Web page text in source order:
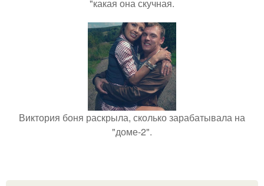
"какая она скучная.
Виктория боня раскрыла, сколько зарабатывала на
"доме-2".